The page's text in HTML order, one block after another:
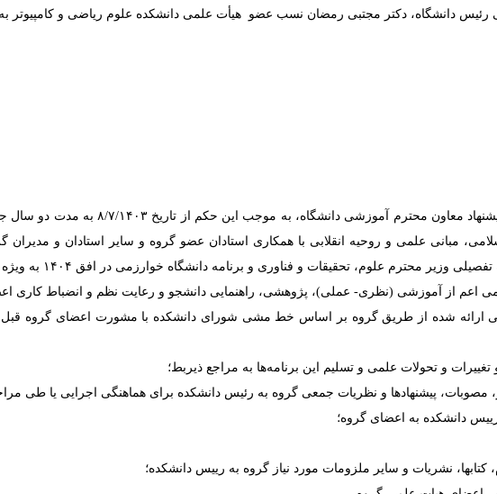
دانشگاه، دکتر مجتبی رمضان نسب عضو هیأت علمی دانشکده علوم ریاضی و کامپیوتر
پیرو نامه رئیس محترم دانشکده علوم
مبانی علمی و روحیه انقلابی با همکاری استادان عضو گروه و سایر استادان و
و فناوری و برنامه دانشگاه خوارزمی در افق ۱۴۰۴ به ویژه سند تحول آموزش عالی و موارد ذیل اهتمام ورزید:
ارائه شده از طریق گروه بر اساس خط مشی شورای دانشکده با مشورت اعضای گروه